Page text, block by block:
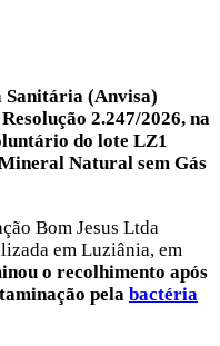
Sanitária (Anvisa)
2.247/2026, na
do lote LZ1
Natural sem Gás
Bom Jesus Ltda
em Luziânia, em
o recolhimento após
pela bactéria